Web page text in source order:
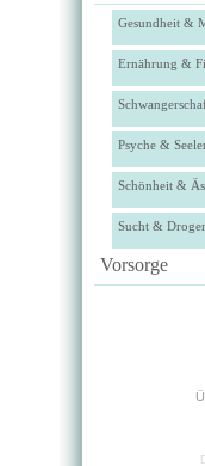
Gesundheit &
Ernährung &
Psyche &
Schönheit &
Sucht &
Vorsorge